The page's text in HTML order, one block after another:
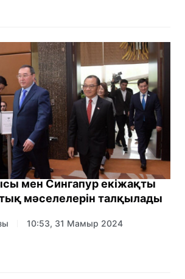
мен Сингапур екіжақты
мәселелерін талқылады
10:53, 31 Мамыр 2024